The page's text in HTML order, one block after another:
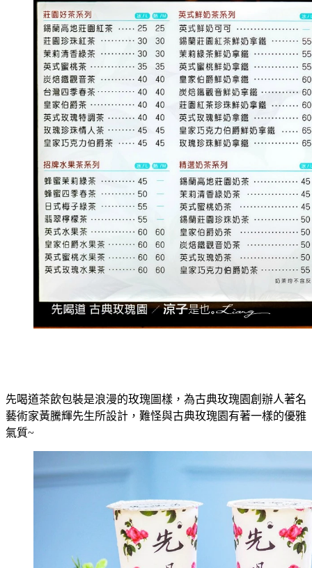
先喝道茶飲包裝是浪漫的玫瑰圖樣，為古典玫瑰園創辦人著名
藝術家黃騰輝先生所設計，難怪與古典玫瑰園有著一樣的優雅
氣質~